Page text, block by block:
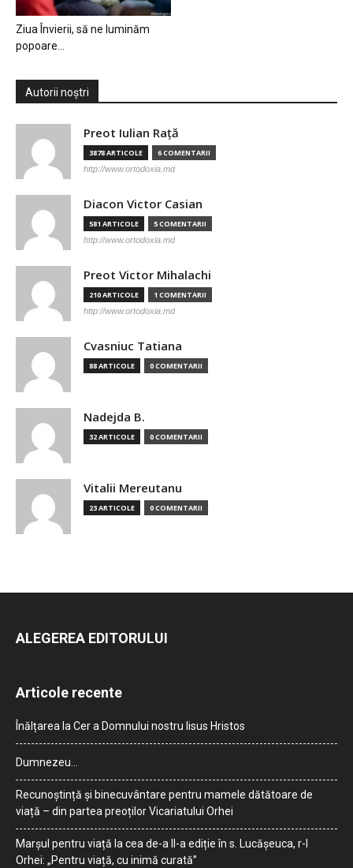
Ziua Învierii, să ne luminăm
popoare…
Autorii noștri
Preot Iulian Raţă
3878 ARTICOLE 6 COMENTARII
http://www.ortodoxia.md
Diacon Victor Casian
581 ARTICOLE 5 COMENTARII
http://www.ortodoxia.md
Preot Victor Mihalachi
210 ARTICOLE 1 COMENTARII
http://www.ortodoxia.md
Cvasniuc Tatiana
88 ARTICOLE 0 COMENTARII
Nadejda B.
32 ARTICOLE 0 COMENTARII
Vitalii Mereutanu
23 ARTICOLE 0 COMENTARII
ALEGEREA EDITORULUI
Articole recente
Înălțarea la Cer a Domnului nostru Iisus Hristos
Dumnezeu…
Recunoștință și binecuvântare pentru mamele dătătoare de
viață – din partea preoților Vicariatului Orhei
Marșul pentru viață la cea de-a II-a ediție în s. Lucășeuca, r-l
Orhei: „Pentru viață, cu inimă curată”